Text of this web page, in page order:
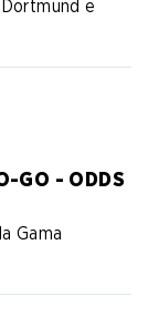
e
GO - ODDS
Gama